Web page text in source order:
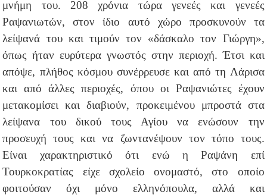
μνήμη του. 208 χρόνια τώρα γενεές και γενεές
Ραψανιωτών, στον ίδιο αυτό χώρο προσκυνούν τα
λείψανά του και τιμούν τον «δάσκαλο τον Γιώργη»,
όπως ήταν ευρύτερα γνωστός στην περιοχή. Έτσι και
απόψε, πλήθος κόσμου συνέρρευσε και από τη Λάρισα
και από άλλες περιοχές, όπου οι Ραψανιώτες έχουν
μετακομίσει και διαβιούν, προκειμένου μπροστά στα
λείψανα του δικού τους Αγίου να ενώσουν την
προσευχή τους και να ζωντανέψουν τον τόπο τους.
Είναι χαρακτηριστικό ότι ενώ η Ραψάνη επί
Τουρκοκρατίας είχε σχολείο ονομαστό, στο οποίο
φοιτούσαν όχι μόνο ελληνόπουλα, αλλά και